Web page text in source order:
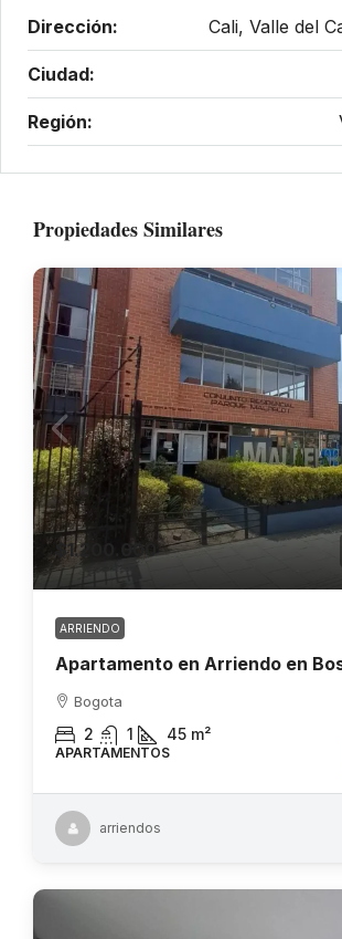
Dirección: Cali, Valle del
Ciudad:
Región:
Propiedades Similares
$1.200.000
ARRIENDO
Apartamento en Arriendo en
Bogota
2 1 45 m²
APARTAMENTOS
arriendos